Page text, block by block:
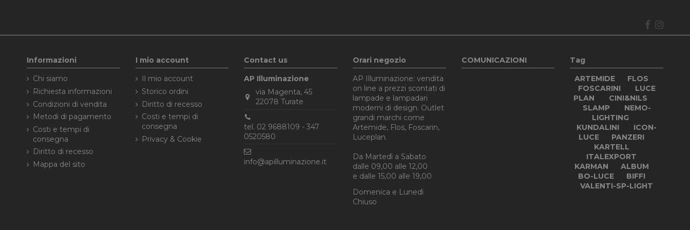
Informazioni
Chi siamo
Richiesta informazioni
Condizioni di vendita
Metodi di pagamento
Costi e tempi di
consegna
Diritto di recesso
Mappa del sito
I mio account
Il mio account
Storico ordini
Diritto di recesso
Costi e tempi di
consegna
Privacy & Cookie
Contact us
AP Illuminazione
via Magenta, 45
22078 Turate
tel. 02 9688109 - 347
0520580‬
info@apilluminazione.it
Orari negozio
AP Illuminazione: vendita
on line a prezzi scontati di
lampade e lampadari
moderni di design. Outlet
grandi marchi come
Artemide, Flos, Foscarin,
Luceplan.
Da Martedì a Sabato
dalle 09,00 alle 12,00
e dalle 15,00 alle 19,00
Domenica e Lunedì
Chiuso
COMUNICAZIONI Tag
ARTEMIDE
FLOS
FOSCARINI
LUCE
PLAN
CINI&NILS
SLAMP
NEMO-
LIGHTING
KUNDALINI
ICON-
LUCE
PANZERI
KARTELL
ITALEXPORT
KARMAN
ALBUM
BO-LUCE
BIFFI
VALENTI-SP-LIGHT